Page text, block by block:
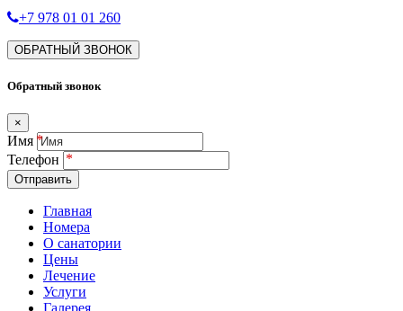
+7 978 01 01 260
ОБРАТНЫЙ ЗВОНОК
Обратный звонок
×
Имя
Телефон
Отправить
Главная
Номера
О санатории
Цены
Лечение
Услуги